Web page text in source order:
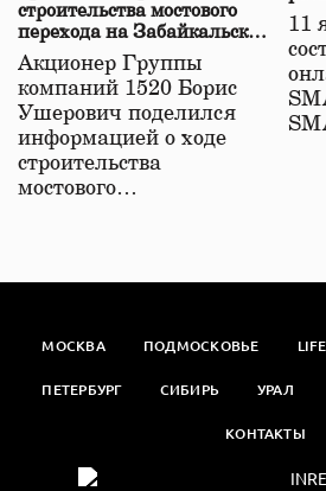
строительства мостового
перехода на Забайкальской
железной дороге
Акционер Группы
компаний 1520 Борис
Ушерович поделился
информацией о ходе
строительства
мостового…
11
МОСКВА ПОДМОСКОВЬЕ
ПЕТЕРБУРГ СИБИРЬ УРАЛ
КОНТАКТЫ